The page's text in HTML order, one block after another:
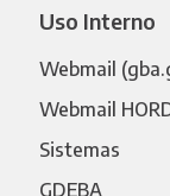
Uso Interno
Webmail
Webmail
Sistemas
GDEBA